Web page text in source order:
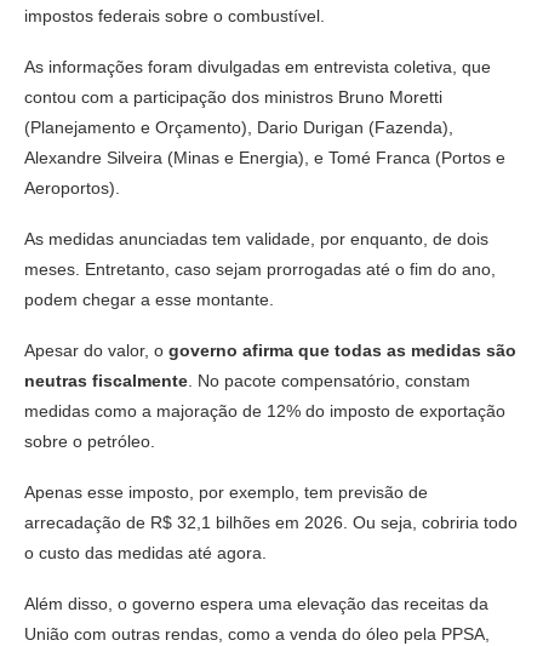
impostos federais sobre o combustível.
As informações foram divulgadas em entrevista coletiva, que
contou com a participação dos ministros Bruno Moretti
(Planejamento e Orçamento), Dario Durigan (Fazenda),
Alexandre Silveira (Minas e Energia), e Tomé Franca (Portos e
Aeroportos).
As medidas anunciadas tem validade, por enquanto, de dois
meses. Entretanto, caso sejam prorrogadas até o fim do ano,
podem chegar a esse montante.
Apesar do valor, o governo afirma que todas as medidas são
neutras fiscalmente. No pacote compensatório, constam
medidas como a majoração de 12% do imposto de exportação
sobre o petróleo.
Apenas esse imposto, por exemplo, tem previsão de
arrecadação de R$ 32,1 bilhões em 2026. Ou seja, cobriria todo
o custo das medidas até agora.
Além disso, o governo espera uma elevação das receitas da
União com outras rendas, como a venda do óleo pela PPSA,